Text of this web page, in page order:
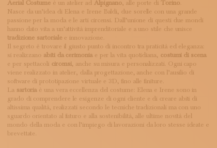
Aerial Costume è un atelier ad Alpignano, alle porte diTorino.
Nasce da un’idea di Elena e Irene Baldi, due sorelle con una grande
passione per la moda e le arti circensi. Dall’unione di questi due mondi
hanno dato vita a un’attività imprenditoriale e a uno stile che unisce
tradizione sartoriale e innovazione.
Il segreto è trovare il giusto punto di incontro tra praticità ed eleganza:
si realizzano abiti da cerimoniae per la vita quotidiana, costumi di scena
e per spettacoli circensi, anche su misura e personalizzati. Ogni capo
viene realizzato in atelier, dalla progettazione, anche con l’ausilio di
software di prototipazione virtuale e 3D, fino alle finiture.
La sartoriaè una vera eccellenza del costume: Elena e Irene sono in
grado di comprendere le esigenze di ogni cliente e di creare abiti di
altissima qualità, realizzati secondo le tecniche tradizionali ma con uno
sguardo orientato al futuro e alla sostenibilità, alle ultime novità del
mondo della moda e con l’impiego di lavorazioni da loro stesse ideate e
brevettate.